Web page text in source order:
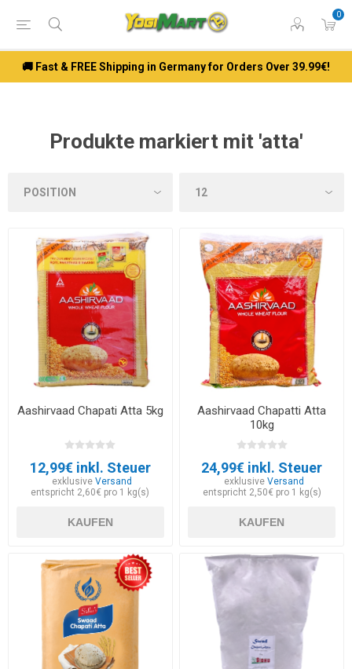
0
🚚 Fast & FREE Shipping in Germany for Orders Over 39.99€!
Produkte markiert mit 'atta'
Aashirvaad Chapati Atta 5kg
12,99€ inkl. Steuer
exklusiveVersand
entspricht 2,60€ pro 1 kg(s)
KAUFEN
Aashirvaad Chapatti Atta
10kg
24,99€ inkl. Steuer
exklusive Versand
entspricht 2,50€ pro 1 kg(s)
KAUFEN